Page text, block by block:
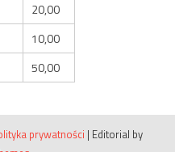
20,00
10,00
50,00
prywatności | Editorial by